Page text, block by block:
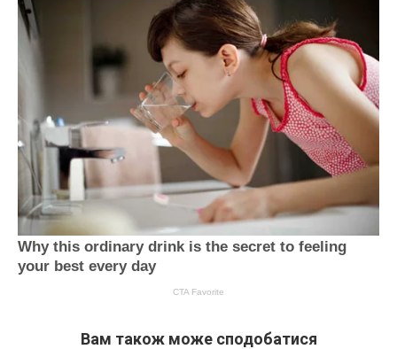
Вам також може сподобатися